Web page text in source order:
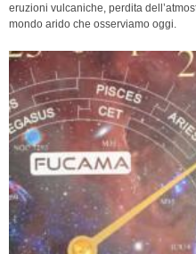
eruzioni vulcaniche, perdita
mondo arido che osserviamo oggi.